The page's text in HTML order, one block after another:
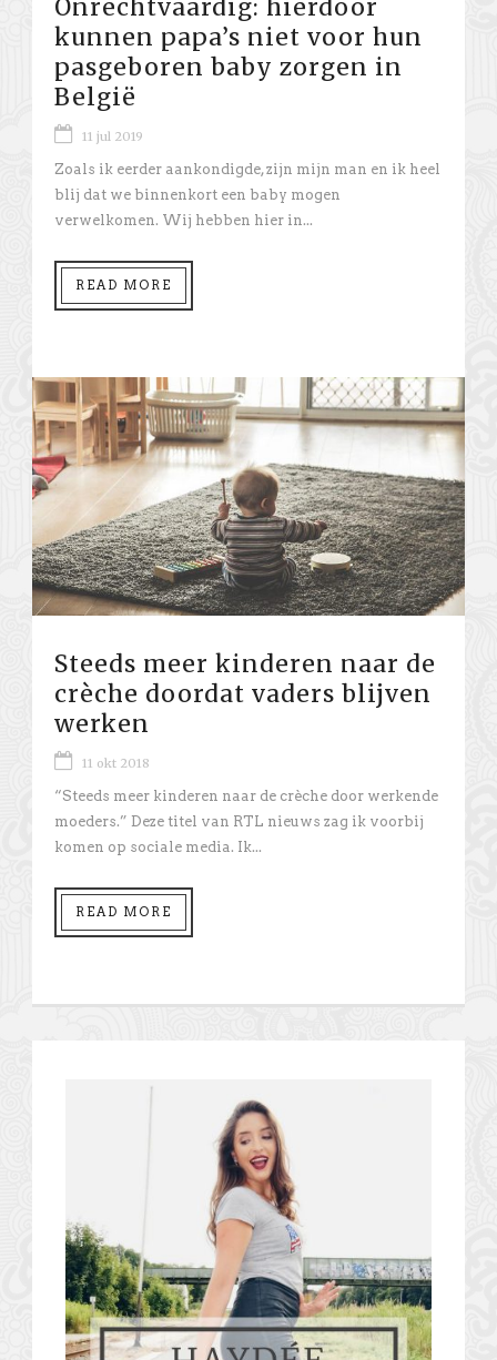
Onrechtvaardig: hierdoor
kunnen papa’s niet voor hun
pasgeboren baby zorgen in
België
11 jul 2019
Zoals ik eerder aankondigde, zijn mijn man en ik heel
blij dat we binnenkort een baby mogen
verwelkomen. Wij hebben hier in...
READ MORE
Steeds meer kinderen naar de
crèche doordat vaders blijven
werken
11 okt 2018
“Steeds meer kinderen naar de crèche door werkende
moeders.” Deze titel van RTL nieuws zag ik voorbij
komen op sociale media. Ik...
READ MORE